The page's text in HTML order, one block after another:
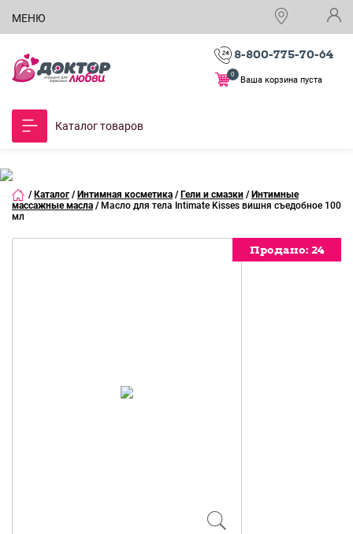
МЕНЮ
8-800-775-70-64
Ваша корзина пуста
0
Каталог товаров
/ Каталог / Интимная косметика / Гели и смазки / Интимные
массажные масла / Масло для тела Intimate Kisses вишня съедобное 100
мл
Продано: 24
Продано: 24
Продано: 24